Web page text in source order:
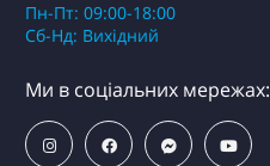
Пн-Пт: 09:00-18:00
Сб-Нд: Вихідний
Ми в соціальних мережах: